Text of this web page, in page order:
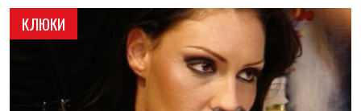
КЛЮКИ